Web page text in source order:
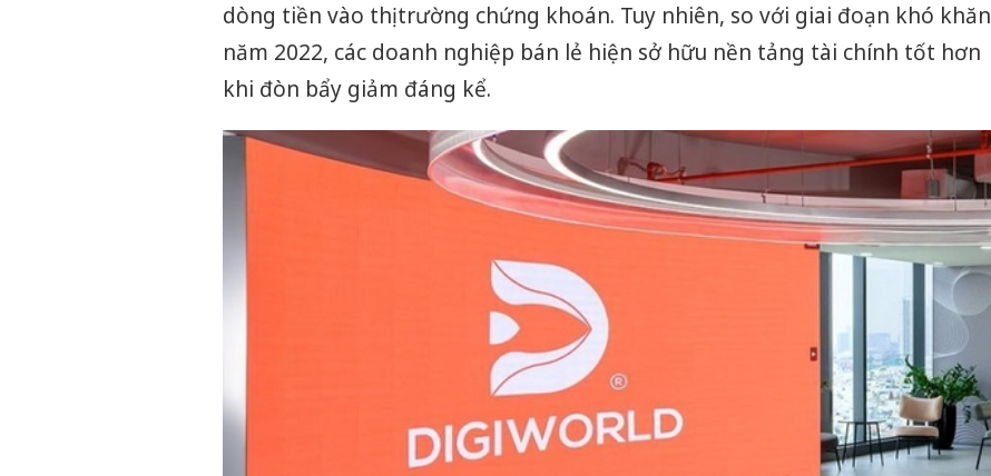
dòng tiền vào thị trường chứng khoán. Tuy nhiên, so với giai đoạn khó khăn
năm 2022, các doanh nghiệp bán lẻ hiện sở hữu nền tảng tài chính tốt hơn
khi đòn bẩy giảm đáng kể.